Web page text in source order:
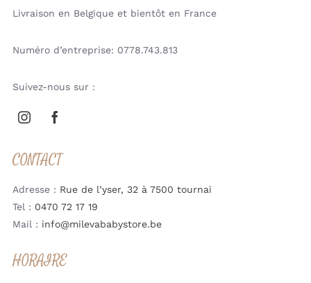
Livraison en Belgique et bientôt en France
Numéro d’entreprise: 0778.743.813
Suivez-nous sur :
CONTACT
Adresse : Rue de l’yser, 32 à 7500 tournai
Tel : 0470 72 17 19
Mail : info@milevababystore.be
HORAIRE